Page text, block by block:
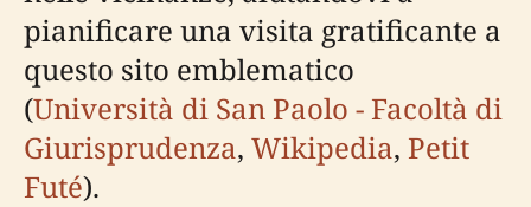
pianificare una visita gratificante a
questo sito emblematico
(Università di San Paolo - Facoltà di
Giurisprudenza, Wikipedia, Petit
Futé).